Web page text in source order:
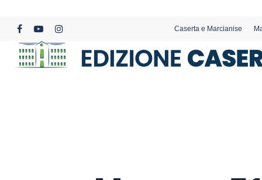
content
facebookyoutubeinstagram
Caserta e Marcianise